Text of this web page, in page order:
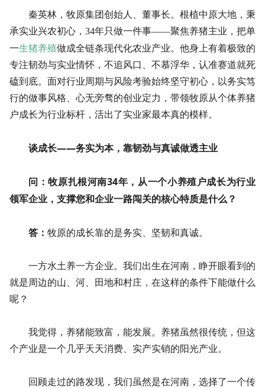
秦英林，牧原集团创始人、董事长。根植中原大地，秉
承实业兴农初心，34年只做一件事——聚焦养猪主业，把单
一生猪养殖做成全链条现代化农业产业。他身上有着极致的
专注韧劲与实业情怀，不追风口、不慕浮华，认准赛道就死
磕到底。面对行业周期与风险考验始终坚守初心，以务实笃
行的做事风格、心无旁骛的创业定力，带领牧原从个体养猪
户成长为行业标杆，活出了实业家最本真的模样。
谈成长——务实为本，靠韧劲与真诚做透主业
问：牧原扎根河南34年，从一个小养殖户成长为行业
领军企业，支撑您和企业一路闯关的核心特质是什么？
答： 牧原的成长靠的是务实、坚韧和真诚。
一方水土养一方企业。我们出生在河南，睁开眼看到的
就是周边的山、河、田地和村庄，在这样的条件下能做什么
呢？
我觉得，养猪能致富，能发展。养猪虽然很传统，但这
个产业是一个几乎天天消费、实产实销的阳光产业。
回顾走过的路发现，我们虽然是在河南，选择了一个传